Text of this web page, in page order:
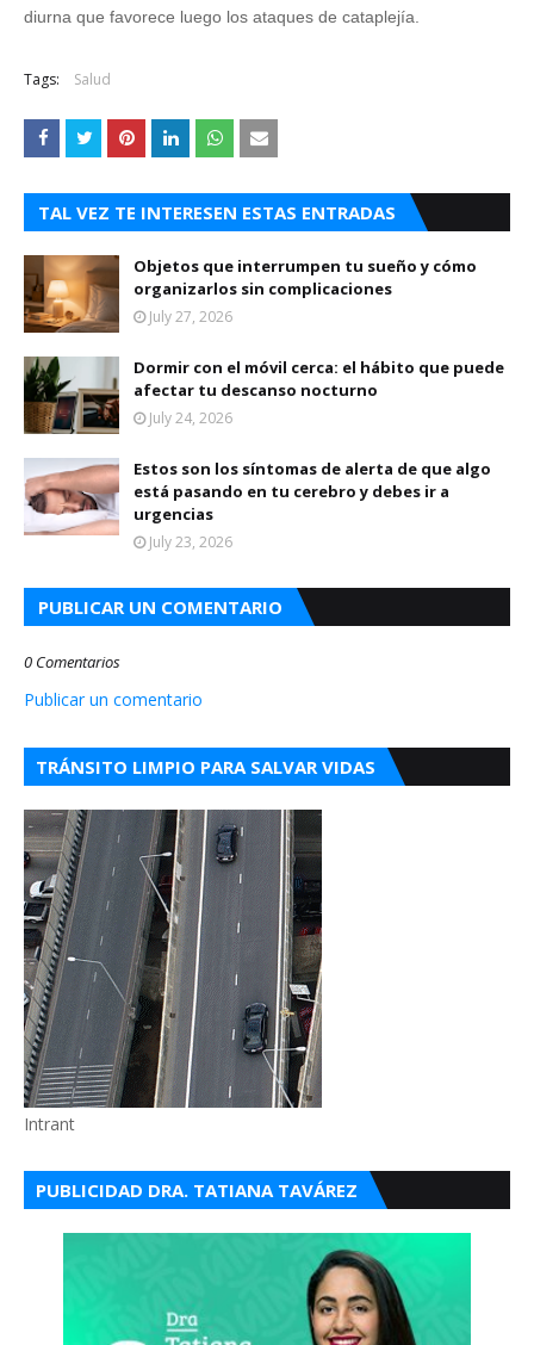
diurna que favorece luego los ataques de cataplejía.
Tags: Salud
TAL VEZ TE INTERESEN ESTAS ENTRADAS
Objetos que interrumpen tu sueño y cómo
organizarlos sin complicaciones
July 27, 2026
Dormir con el móvil cerca: el hábito que puede
afectar tu descanso nocturno
July 24, 2026
Estos son los síntomas de alerta de que algo
está pasando en tu cerebro y debes ir a
urgencias
July 23, 2026
PUBLICAR UN COMENTARIO
0 Comentarios
Publicar un comentario
TRÁNSITO LIMPIO PARA SALVAR VIDAS
Intrant
PUBLICIDAD DRA. TATIANA TAVÁREZ